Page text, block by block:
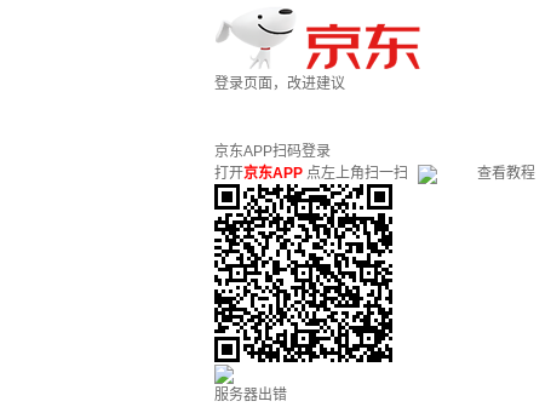
登录页面，改进建议
京东APP扫码登录
打开京东APP 点左上角扫一扫 查看教程
服务器出错